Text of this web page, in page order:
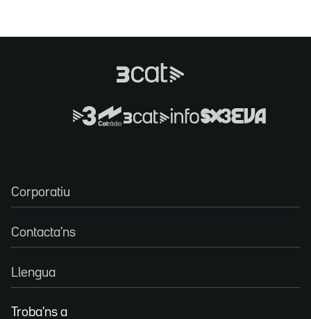
Corporatiu
Contacta'ns
Llengua
Troba'ns a